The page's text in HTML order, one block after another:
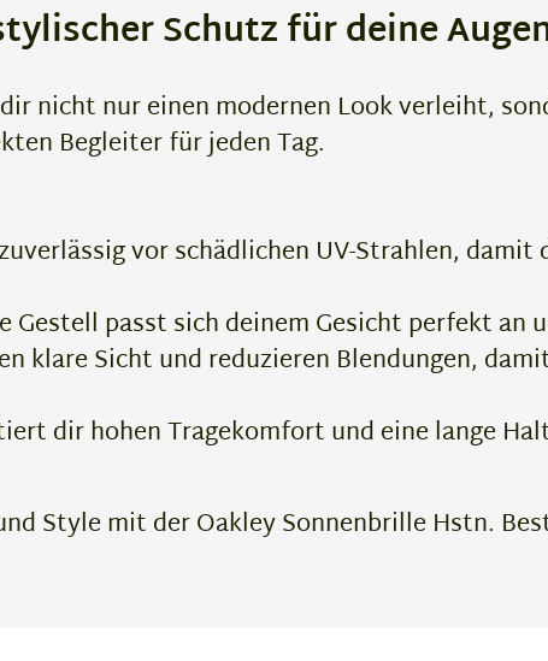
Schutz für deine
nicht nur einen modernen Look verleiht,
Begleiter für jeden Tag.
vor schädlichen UV-Strahlen, damit
Gestell passt sich deinem Gesicht perfekt
klare Sicht und reduzieren Blendungen,
dir hohen Tragekomfort und eine lange
Style mit der Oakley Sonnenbrille Hstn.